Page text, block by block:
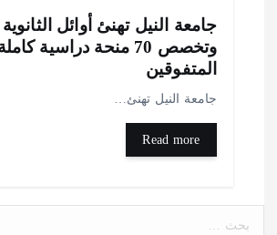
النيل تهنئ أوائل الثانوية العامة
وتخصص 70 منحة دراسية كاملة للطلاب
النيل تهنئ…